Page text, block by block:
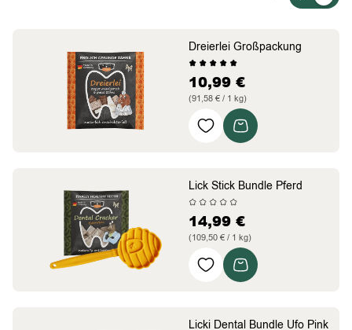
Dreierlei Großpackung
10,99 €
(91,58 € / 1 kg)
beliebter Sortenmix
auch Schlinger kauen
Lick Stick Bundle Pferd
14,99 €
(109,50 € / 1 kg)
herrlich geknuspert
Bakterien kontrolliert
Licki Dental Bundle Ufo Pink